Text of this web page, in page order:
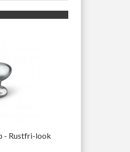
- Rustfri-look